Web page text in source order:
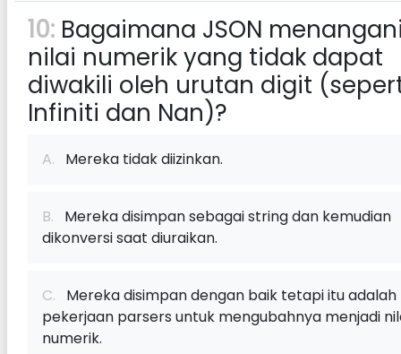
10: Bagaimana JSON
nilai numerik yang tidak dapat
diwakili oleh urutan digit
Infiniti dan Nan)?
A. Mereka tidak diizinkan.
B. Mereka disimpan sebagai string dan kemudian
dikonversi saat diuraikan.
C. Mereka disimpan dengan baik tetapi itu adalah
pekerjaan parsers untuk mengubahnya menjadi
numerik.